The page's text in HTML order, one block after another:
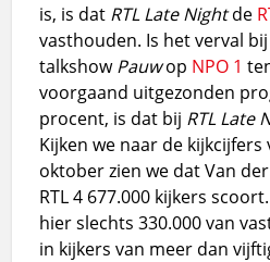
is, is dat RTL Late Nightde
vasthouden. Is het verval
talkshowPauwop NPO 1
voorgaand uitgezonden
procent, is dat bij RTL Late
Kijken we naar de kijkcijfers
oktober zien we dat Van
RTL 4 677.000 kijkers scoort.
hier slechts 330.000 van
in kijkers van meer dan